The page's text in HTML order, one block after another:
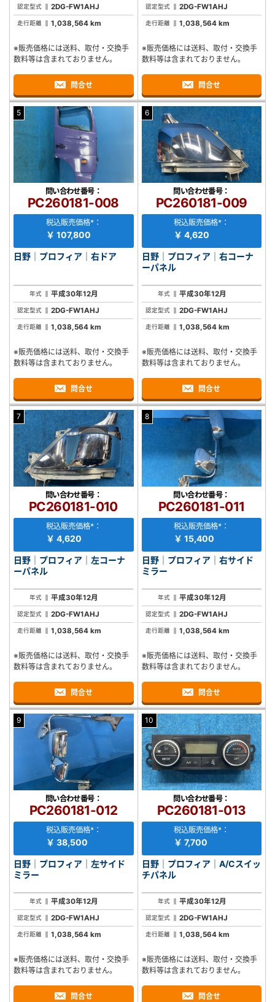
認定型式 2DG-FW1AHJ
走行距離 1,038,564 km
※販売価格には送料、取付・交換手
数料等は含まれておりません。
問合せ
認定型式 2DG-FW1AHJ
走行距離 1,038,564 km
※販売価格には送料、取付・交換手
数料等は含まれておりません。
問合せ
5
問い合わせ番号：
PC260181-008
税込販売価格*：
￥ 107,800
日野｜プロフィア｜右ドア
年式 平成30年12月
認定型式 2DG-FW1AHJ
走行距離 1,038,564 km
※販売価格には送料、取付・交換手
数料等は含まれておりません。
問合せ
6
問い合わせ番号：
PC260181-009
税込販売価格*：
￥ 4,620
日野｜プロフィア｜右コーナ
ーパネル
年式 平成30年12月
認定型式 2DG-FW1AHJ
走行距離 1,038,564 km
※販売価格には送料、取付・交換手
数料等は含まれておりません。
問合せ
7
問い合わせ番号：
PC260181-010
税込販売価格*：
￥ 4,620
日野｜プロフィア｜左コーナ
ーパネル
年式 平成30年12月
認定型式 2DG-FW1AHJ
走行距離 1,038,564 km
※販売価格には送料、取付・交換手
数料等は含まれておりません。
問合せ
8
問い合わせ番号：
PC260181-011
税込販売価格*：
￥ 15,400
日野｜プロフィア｜右サイド
ミラー
年式 平成30年12月
認定型式 2DG-FW1AHJ
走行距離 1,038,564 km
※販売価格には送料、取付・交換手
数料等は含まれておりません。
問合せ
9
問い合わせ番号：
PC260181-012
税込販売価格*：
￥ 38,500
日野｜プロフィア｜左サイド
ミラー
年式 平成30年12月
認定型式 2DG-FW1AHJ
走行距離 1,038,564 km
※販売価格には送料、取付・交換手
数料等は含まれておりません。
問合せ
10
問い合わせ番号：
PC260181-013
税込販売価格*：
￥ 7,700
日野｜プロフィア｜A/Cスイッ
チパネル
年式 平成30年12月
認定型式 2DG-FW1AHJ
走行距離 1,038,564 km
※販売価格には送料、取付・交換手
数料等は含まれておりません。
問合せ